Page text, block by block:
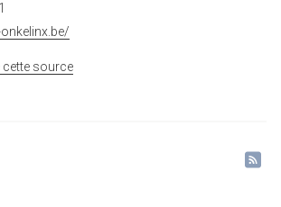
cette source